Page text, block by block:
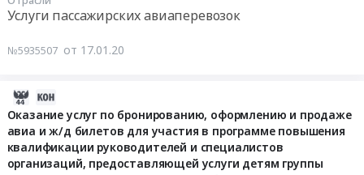
Услуги пассажирских авиаперевозок
№5935507 от 17.01.20
Оказание услуг по бронированию, оформлению и продаже
авиа и ж/д билетов для участия в программе повышения
квалификации руководителей и специалистов
организаций, предоставляющей услуги детям группы